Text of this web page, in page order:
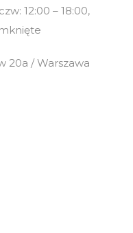
12:00 – 18:00,
20a / Warszawa